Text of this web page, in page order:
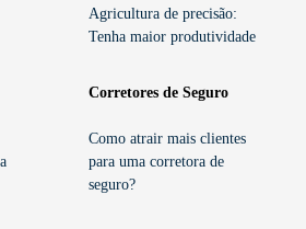
Agricultura de precisão:
Tenha maior produtividade
Corretores de Seguro
Como atrair mais clientes
para uma corretora de
seguro?